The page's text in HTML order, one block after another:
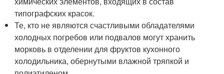
типографских красок.
Те, кто не являются счастливыми обладателями
холодных погребов или подвалов могут хранить
морковь в отделении для фруктов кухонного
холодильника, обернутыми влажной тряпкой и